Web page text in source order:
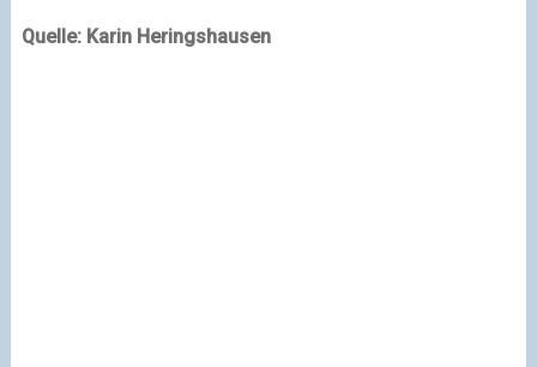
Quelle: Karin Heringshausen